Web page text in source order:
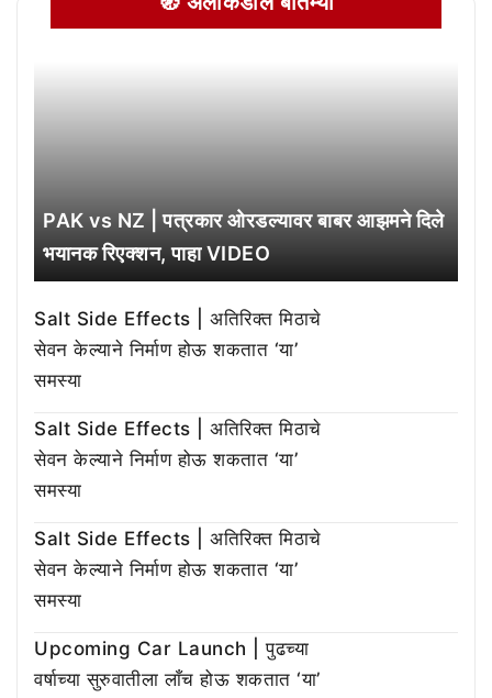
PAK vs NZ | पत्रकार ओरडल्यावर बाबर आझमने दिले
भयानक रिएक्शन, पाहा VIDEO
Salt Side Effects | अतिरिक्त मिठाचे
सेवन केल्याने निर्माण होऊ शकतात ‘या’
समस्या
Salt Side Effects | अतिरिक्त मिठाचे
सेवन केल्याने निर्माण होऊ शकतात ‘या’
समस्या
Salt Side Effects | अतिरिक्त मिठाचे
सेवन केल्याने निर्माण होऊ शकतात ‘या’
समस्या
Upcoming Car Launch | पुढच्या
वर्षाच्या सुरुवातीला लाँच होऊ शकतात ‘या’